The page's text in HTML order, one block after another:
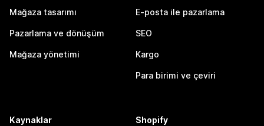
Mağaza tasarımı
Pazarlama ve dönüşüm
Mağaza yönetimi
E-posta ile pazarlama
SEO
Kargo
Para birimi ve çeviri
Kaynaklar Shopify